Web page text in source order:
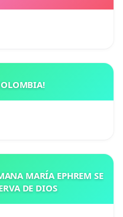
MARÍA EPHREM SE
DE DIOS